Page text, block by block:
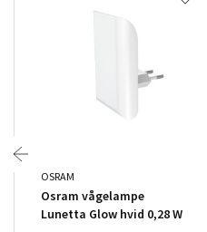
OSRAM
Osram vågelampe
Lunetta Glow hvid 0,28 W